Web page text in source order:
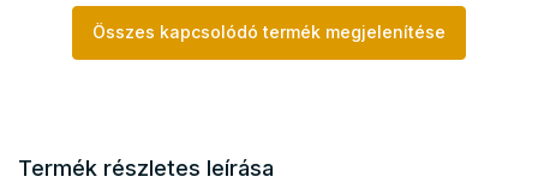
Összes kapcsolódó termék megjelenítése
Termék részletes leírása